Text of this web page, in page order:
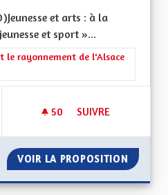
et arts : à la
et sport »...
: La Culture, l'Education et
le rayonnement de l'Alsace
50 50 ABONNÉS
SUIVRE
VOIR LA PROPOSITION